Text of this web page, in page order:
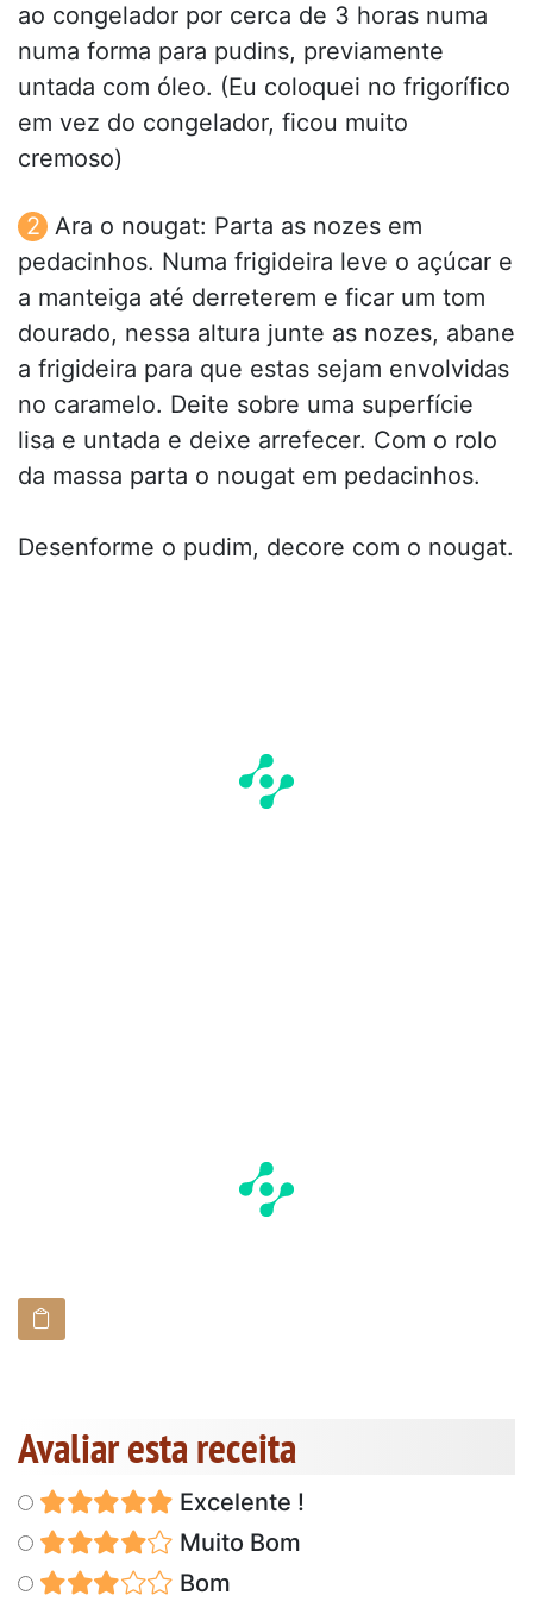
ao congelador por cerca de 3 horas numa
numa forma para pudins, previamente
untada com óleo. (Eu coloquei no frigorífico
em vez do congelador, ficou muito
cremoso)
Ara o nougat: Parta as nozes em
pedacinhos. Numa frigideira leve o açúcar e
a manteiga até derreterem e ficar um tom
dourado, nessa altura junte as nozes, abane
a frigideira para que estas sejam envolvidas
no caramelo. Deite sobre uma superfície
lisa e untada e deixe arrefecer. Com o rolo
da massa parta o nougat em pedacinhos.
Desenforme o pudim, decore com o nougat.
Avaliar esta receita
Excelente !
Muito Bom
Bom